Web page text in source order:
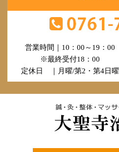
営業時間｜10：00～19：00
※最終受付18：00
定休日 ｜月曜/第2・第4日曜